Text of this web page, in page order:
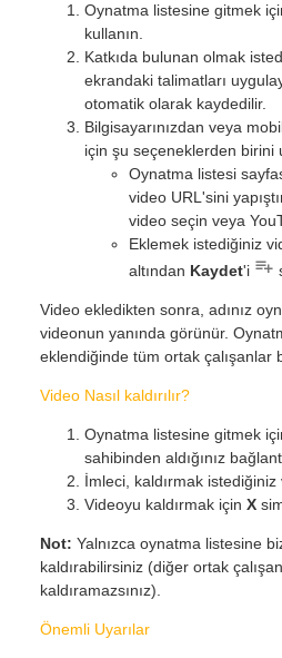
Oynatma listesine gitmek
kullanın.
Katkıda bulunan olmak
ekrandaki talimatları
otomatik olarak kaydedilir.
Bilgisayarınızdan veya
için şu seçeneklerden birini
Oynatma listesi
video URL'sini
video seçin veya
Eklemek istediğiniz
altından Kaydet'i
Video ekledikten sonra, adınız
videonun yanında görünür.
eklendiğinde tüm ortak çalışanlar
Video Nasıl kaldırılır?
Oynatma listesine gitmek
sahibinden aldığınız
İmleci, kaldırmak
Videoyu kaldırmak için X
Not: Yalnızca oynatma listesine
kaldırabilirsiniz (diğer ortak
kaldıramazsınız).
Önemli Uyarılar